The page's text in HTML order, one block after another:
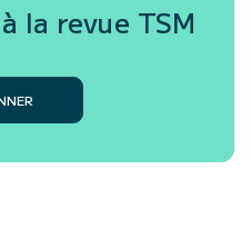
la revue TSM